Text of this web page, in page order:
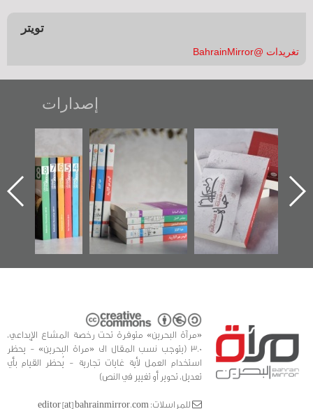
تويتر
تغريدات @BahrainMirror
إصدارات
"حماة الباب الأخير":
الإصدار الأول عن
اعتصام الدراز
وأحداث ساحة
الفداء لمركز أوال
للدراسات والتوثيق
تصنيف موضوعي
للوثائق البريطانية
يقدمه «مركز أوال»
كتب
تصدر حصاد
الساحات 2019
«مرآة البحرين» متوفرة تحت رخصة المشاع الإبداعي،
3.0 (يتوجب نسب المقال الى «مراة البحرين» - يحظر
استخدام العمل لأية غايات تجارية - يُحظر القيام بأي
تعديل، تحوير أو تغيير في النص)
للمراسلات: editor [at] bahrainmirror.com